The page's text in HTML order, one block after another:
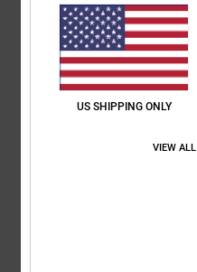
: 4/5
Je recommande ce produit
5
US SHIPPING ONLY
VIEW